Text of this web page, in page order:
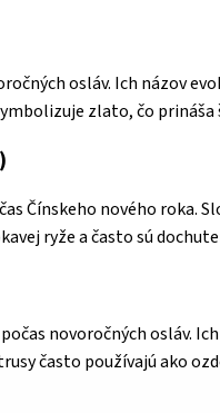
osláv. Ich názov
zlato, čo
Čínskeho nového
ryže a často sú
novoročných osláv.
často používajú ako